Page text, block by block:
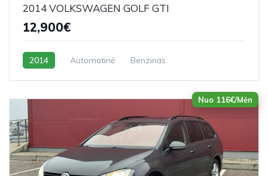
2014 VOLKSWAGEN GOLF GTI
12,900€
2014 Automatinė Benzinas
Nuo 116€/Mėn